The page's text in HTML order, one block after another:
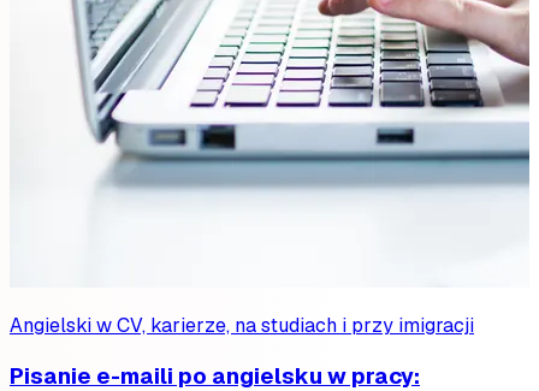
Angielski w CV, karierze, na studiach i przy imigracji
Pisanie e-maili po angielsku w pracy: